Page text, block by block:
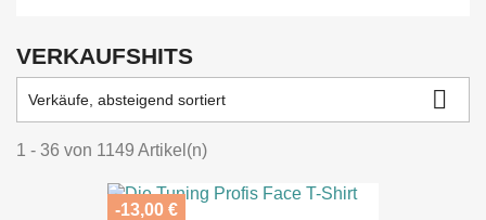
VERKAUFSHITS
Verkäufe, absteigend sortiert 
1 - 36 von 1149 Artikel(n)
-13,00 €